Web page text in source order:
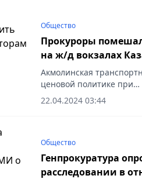
Общество
Прокуроры
на ж/д вокзалах
Акмолинская
ценовой политике при
предоставлении
коммерческих
22.04.2024 03:44
Общество
Генпрокуратура
расследовании в